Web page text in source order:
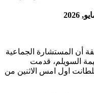
أن المستشارة الجماعية
السويلم، قدمت
اول امس الاثنين من